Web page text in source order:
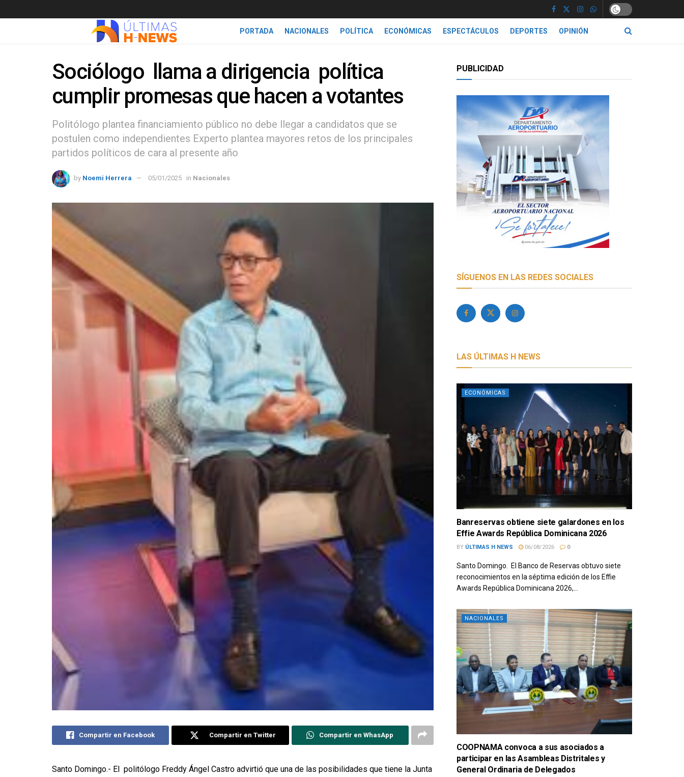
PORTADA NACIONALES POLÍTICA ECONÓMICAS ESPECTÁCULOS DEPORTES OPINIÓN
Sociólogo llama a dirigencia política
cumplir promesas que hacen a votantes
Politólogo plantea financiamiento público no debe llegar a candidatos que se
postulen como independientes Experto plantea mayores retos de los principales
partidos políticos de cara al presente año
by Noemi Herrera 05/01/2025 in Nacionales
Compartir en Facebook Compartir en Twitter Compartir en WhasApp
Santo Domingo.- El politólogo Freddy Ángel Castro advirtió que una de las posibilidades que tiene la Junta
PUBLICIDAD
SÍGUENOS EN LAS REDES SOCIALES
LAS ÚLTIMAS H NEWS
ECONÓMICAS
Banreservas obtiene siete galardones en los
Effie Awards República Dominicana 2026
BY ÚLTIMAS H NEWS 06/08/2026 0
Santo Domingo. El Banco de Reservas obtuvo siete
reconocimientos en la séptima edición de los Effie
Awards República Dominicana 2026,...
NACIONALES
COOPNAMA convoca a sus asociados a
participar en las Asambleas Distritales y
General Ordinaria de Delegados